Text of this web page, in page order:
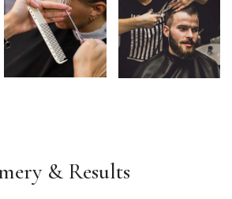
& Results